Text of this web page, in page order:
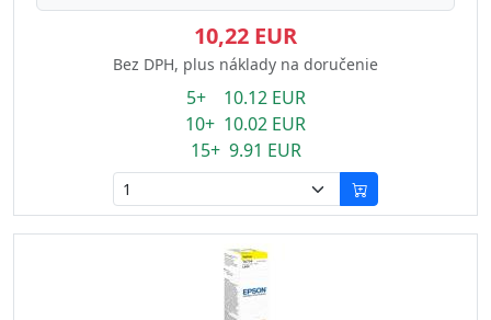
10,22 EUR
Bez DPH, plus náklady na doručenie
5+ 10.12 EUR
10+ 10.02 EUR
15+ 9.91 EUR